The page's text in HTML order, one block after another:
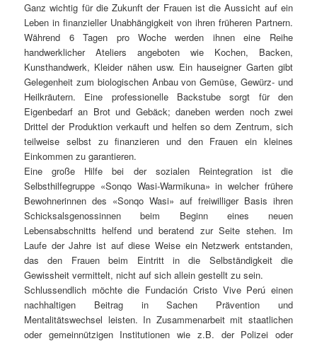
Ganz wichtig für die Zukunft der Frauen ist die Aussicht auf ein
Leben in finanzieller Unabhängigkeit von ihren früheren Partnern.
Während 6 Tagen pro Woche werden ihnen eine Reihe
handwerklicher Ateliers angeboten wie Kochen, Backen,
Kunsthandwerk, Kleider nähen usw. Ein hauseigner Garten gibt
Gelegenheit zum biologischen Anbau von Gemüse, Gewürz- und
Heilkräutern. Eine professionelle Backstube sorgt für den
Eigenbedarf an Brot und Gebäck; daneben werden noch zwei
Drittel der Produktion verkauft und helfen so dem Zentrum, sich
teilweise selbst zu finanzieren und den Frauen ein kleines
Einkommen zu garantieren.
Eine große Hilfe bei der sozialen Reintegration ist die
Selbsthilfegruppe «Sonqo Wasi-Warmikuna» in welcher frühere
Bewohnerinnen des «Sonqo Wasi» auf freiwilliger Basis ihren
Schicksalsgenossinnen beim Beginn eines neuen
Lebensabschnitts helfend und beratend zur Seite stehen. Im
Laufe der Jahre ist auf diese Weise ein Netzwerk entstanden,
das den Frauen beim Eintritt in die Selbständigkeit die
Gewissheit vermittelt, nicht auf sich allein gestellt zu sein.
Schlussendlich möchte die Fundación Cristo Vive Perú einen
nachhaltigen Beitrag in Sachen Prävention und
Mentalitätswechsel leisten. In Zusammenarbeit mit staatlichen
oder gemeinnützigen Institutionen wie z.B. der Polizei oder